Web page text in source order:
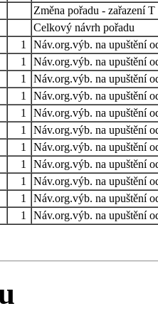
Změna pořadu - zařazení T
Celkový návrh pořadu
1
Náv.org.výb. na upuštění
1
Náv.org.výb. na upuštění
1
Náv.org.výb. na upuštění
1
Náv.org.výb. na upuštění
1
Náv.org.výb. na upuštění
1
Náv.org.výb. na upuštění
1
Náv.org.výb. na upuštění
1
Náv.org.výb. na upuštění
1
Náv.org.výb. na upuštění
1
Náv.org.výb. na upuštění
1 Náv.org.výb. na upuštění